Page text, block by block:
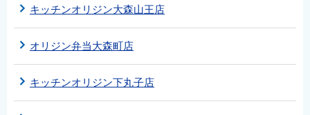
キッチンオリジン大森山王店
オリジン弁当大森町店
キッチンオリジン下丸子店